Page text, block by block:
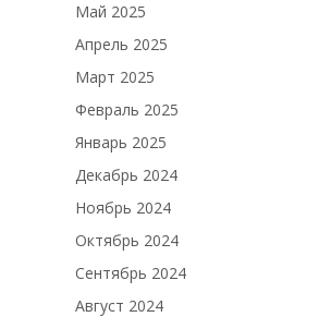
Май 2025
Апрель 2025
Март 2025
Февраль 2025
Январь 2025
Декабрь 2024
Ноябрь 2024
Октябрь 2024
Сентябрь 2024
Август 2024